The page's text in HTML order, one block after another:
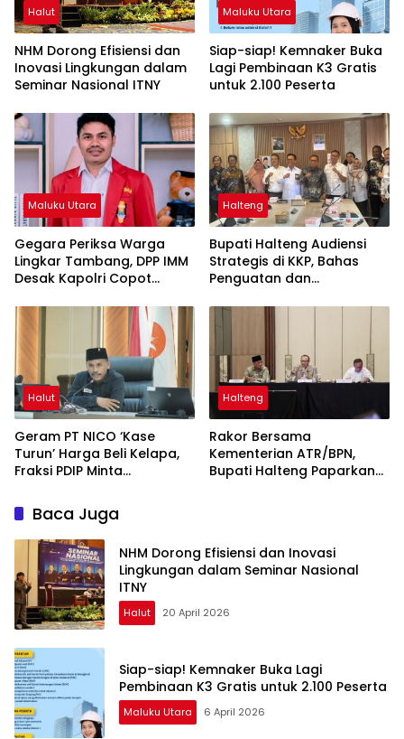
Halut
NHM Dorong Efisiensi dan
Inovasi Lingkungan dalam
Seminar Nasional ITNY
Maluku Utara
Siap-siap! Kemnaker Buka
Lagi Pembinaan K3 Gratis
untuk 2.100 Peserta
Maluku Utara
Gegara Periksa Warga
Lingkar Tambang, DPP IMM
Desak Kapolri Copot
Halteng
Bupati Halteng Audiensi
Strategis di KKP, Bahas
Penguatan dan
untuk Menopang
Halut
Geram PT NICO ‘Kase
Turun’ Harga Beli Kelapa,
Fraksi PDIP Minta
Sambutan Mentan
Halteng
Rakor Bersama
Kementerian ATR/BPN,
Bupati Halteng Paparkan
Baca Juga
NHM Dorong Efisiensi dan Inovasi
Lingkungan dalam Seminar Nasional
ITNY
Halut 20 April 2026
Siap-siap! Kemnaker Buka Lagi
Pembinaan K3 Gratis untuk 2.100 Peserta
Maluku Utara 6 April 2026